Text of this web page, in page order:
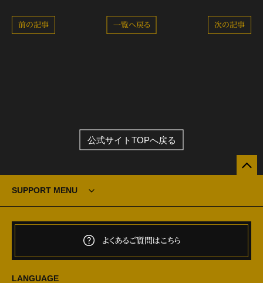
次の記事
一覧へ戻る
前の記事
公式サイトTOPへ戻る
SUPPORT MENU
よくあるご質問はこちら
LANGUAGE